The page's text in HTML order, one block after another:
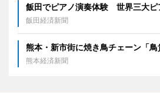
飯田でピアノ演奏体験 世界三大ピ
飯田経済新聞
熊本・新市街に焼き鳥チェーン「
熊本経済新聞